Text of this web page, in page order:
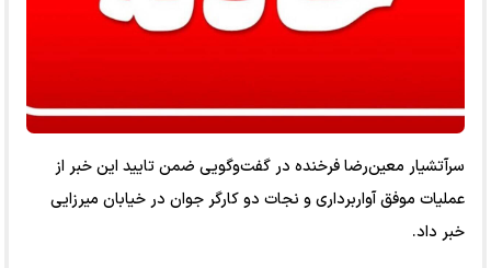
سرآتشیار معین‌رضا فرخنده در گفت‌وگویی ضمن تایید این خبر از
عملیات موفق آواربرداری و نجات دو کارگر جوان در خیابان میرزایی
خبر داد.